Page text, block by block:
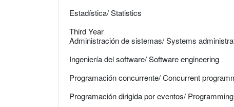
Estadística/ Statistics
Third Year
Administración de sistemas/ Systems
Ingeniería del software/ Software engineering
Programación concurrente/ Concurrent
Programación dirigida por eventos/